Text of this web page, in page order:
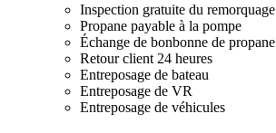
Inspection gratuite du remorquage
Propane payable à la pompe
Échange de bonbonne de propane
Retour client 24 heures
Entreposage de bateau
Entreposage de VR
Entreposage de véhicules